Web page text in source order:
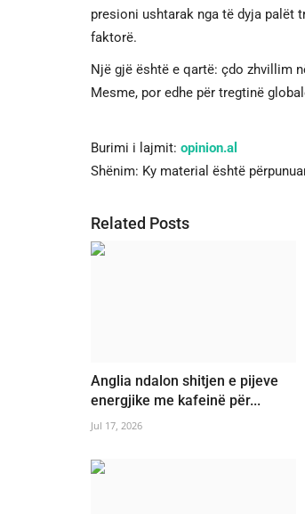
presioni ushtarak nga të dyja palët
faktorë.
Një gjë është e qartë: çdo zhvillim
Mesme, por edhe për tregtinë
Burimi i lajmit: opinion.al
Shënim: Ky material është
Related Posts
Anglia ndalon shitjen e pijeve
energjike me kafeinë për...
Jul 17, 2026